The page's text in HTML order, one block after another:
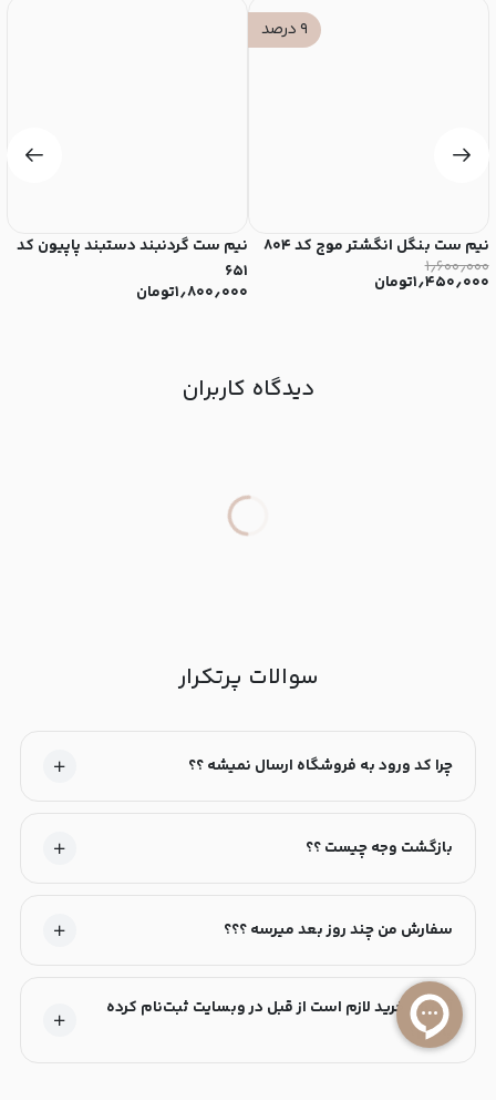
۹ درصد
نیم ست بنگل انگشتر موج کد ۸۰۴
۱٫۶۰۰٫۰۰۰
۱٫۴۵۰٫۰۰۰تومان
نیم ست گردنبند دستبند پاپیون کد
۶۵۱
۱٫۸۰۰٫۰۰۰تومان
دیدگاه کاربران
سوالات پرتکرار
چرا کد ورود به فروشگاه ارسال نمیشه ؟؟
بازگشت وجه چیست ؟؟
سفارش من چند روز بعد میرسه ؟؟؟
آیا برای خرید لازم است از قبل در وبسایت ثبت‌نام کرده
باشم؟